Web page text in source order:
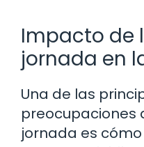
Impacto de
jornada en
Una de las
preocupaciones
jornada es